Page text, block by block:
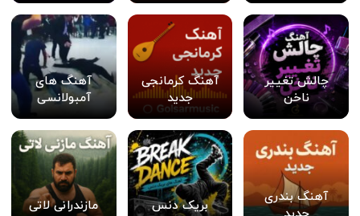
چالش تغییر
ناخن
آهنگ کرمانجی
جدید
آهنگ های
آمبولانسی
آهنگ بندری
بریک دنس مازندرانی لاتی